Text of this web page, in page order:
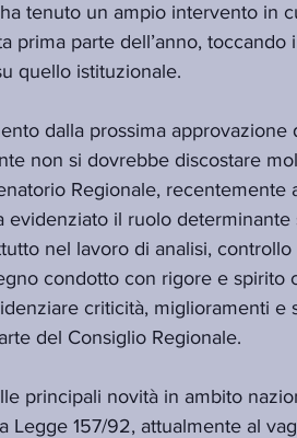
tenuto un ampio intervento in
prima parte dell’anno, toccando
quello istituzionale.
dalla prossima
non si dovrebbe discostare
Regionale, recentemente
evidenziato il ruolo determinante
nel lavoro di analisi,
condotto con rigore e spirito
criticità, miglioramenti e
del Consiglio Regionale.
principali novità in ambito
Legge 157/92, attualmente al